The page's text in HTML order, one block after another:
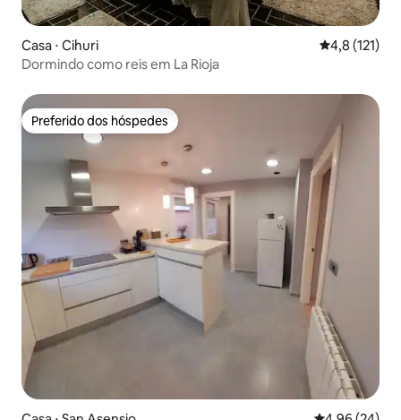
Casa ⋅ Cihuri 4,8 de uma
4,8 (121)
Dormindo como reis em La Rioja
Preferido dos hóspedes
Preferido dos hóspedes